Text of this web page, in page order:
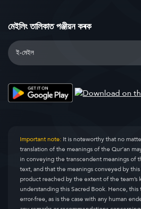
মেইলিং তালিকাত পঞ্জীয়ন কৰক
Important note:It is noteworthy that no
translation of the meanings of the Qur’an
in conveying the transcendent meanings of
text, and that the meanings conveyed by
product reached by the extent of the team’s
understanding this Sacred Book. Hence,
error-free, as is the case with any human